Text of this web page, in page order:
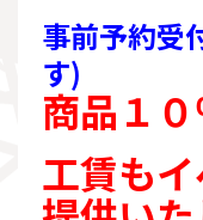
事前予約受
す)
商品１
工賃も